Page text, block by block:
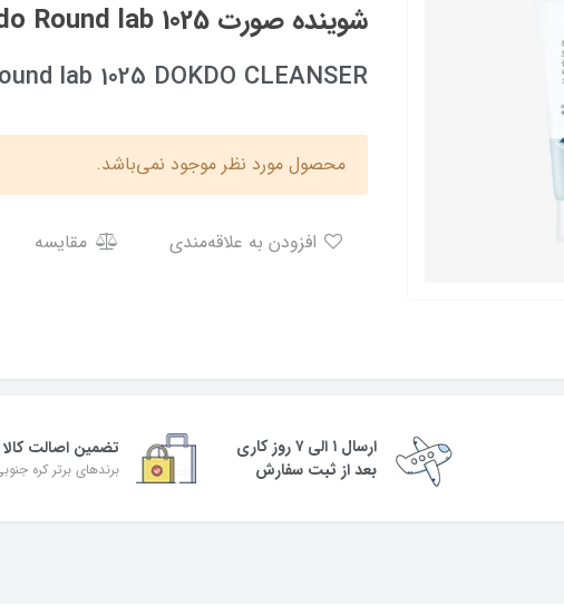
شوینده صورت 1025 Dokdo Round lab
lab 1025 DOKDO CLEANSER
محصول مورد نظر موجود نمی‌باشد.
مقایسه
ارسال ۱ الی ۷ روز کاری
بعد از ثبت سفارش
تضمین اصالت کالا
برندهای برتر کره